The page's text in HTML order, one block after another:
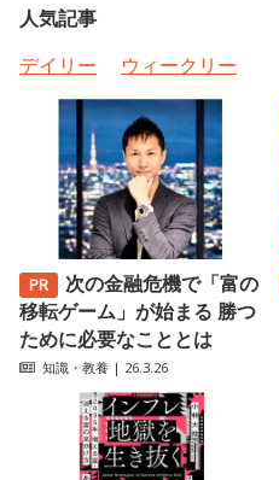
人気記事
デイリー
ウィークリー
次の金融危機で「富の
移転ゲーム」が始まる 勝つ
ために必要なこととは
知識・教養 | 26.3.26